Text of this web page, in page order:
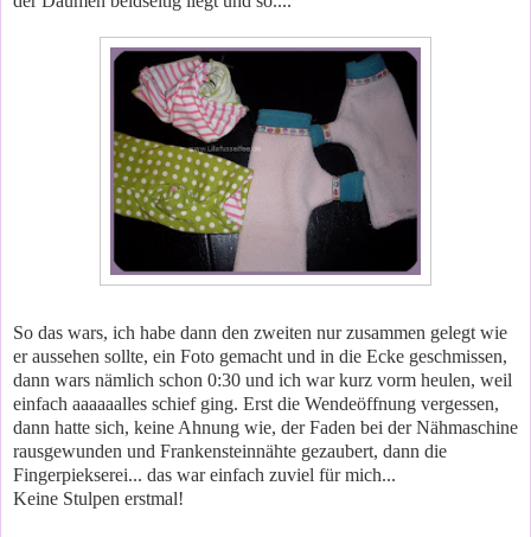
So das wars, ich habe dann den zweiten nur zusammen gelegt wie
er aussehen sollte, ein Foto gemacht und in die Ecke geschmissen,
dann wars nämlich schon 0:30 und ich war kurz vorm heulen, weil
einfach aaaaaalles schief ging. Erst die Wendeöffnung vergessen,
dann hatte sich, keine Ahnung wie, der Faden bei der Nähmaschine
rausgewunden und Frankensteinnähte gezaubert, dann die
Fingerpiekserei... das war einfach zuviel für mich...
Keine Stulpen erstmal!